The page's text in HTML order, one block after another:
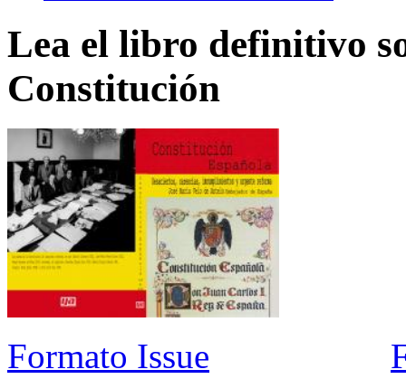
Lea el libro definitivo
Constitución
Formato Issue